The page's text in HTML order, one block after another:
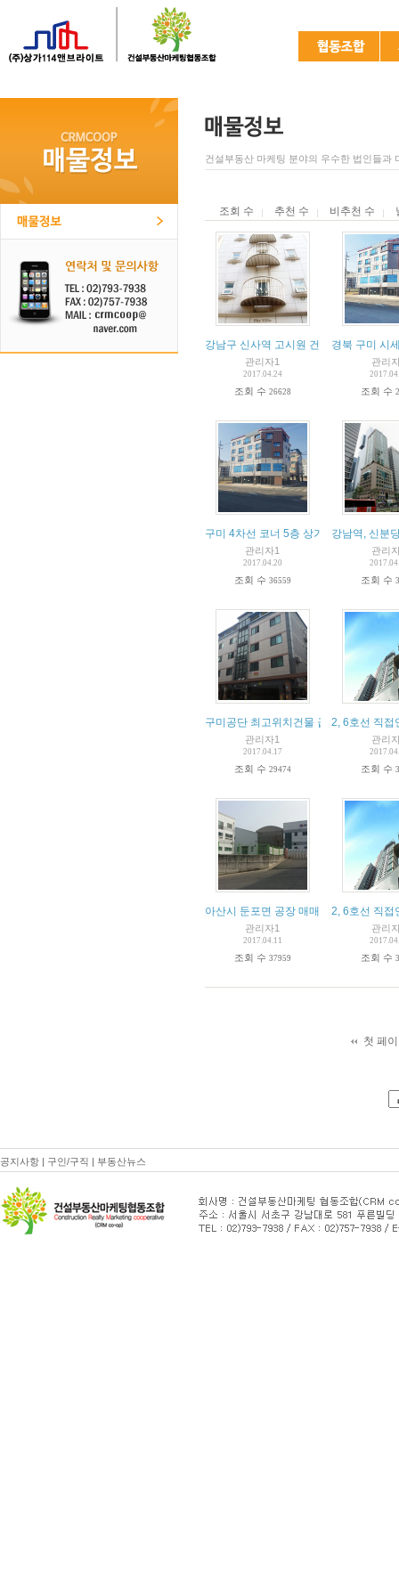
건설부동산 마케팅 분야의 우수한 법인들과
조회 수 추천 수 비추천 수
강남구 신사역 고시원 건물 매매
관리자1
2017.04.24
조회 수 26628
경북 구미 시
관리
조회 수
구미 4차선 코너 5층 상가주택(신축건물)
관리자1
2017.04.20
조회 수 36559
강남역, 신분
관리
조회 수
구미공단 최고위치건물 급매
관리자1
2017.04.17
조회 수 29474
2, 6호선 직접
관리
조회 수
아산시 둔포면 공장 매매
관리자1
2017.04.11
조회 수 37959
2, 6호선 직접
관리
조회 수
첫 페
공지사항 구인/구직 부동산뉴스